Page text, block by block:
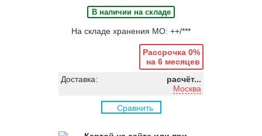
В наличии на складе
На складе хранения МО: ++/***
Рассрочка 0%
на 6 месяцев
Доставка:
расчёт...
Москва
Сравнить